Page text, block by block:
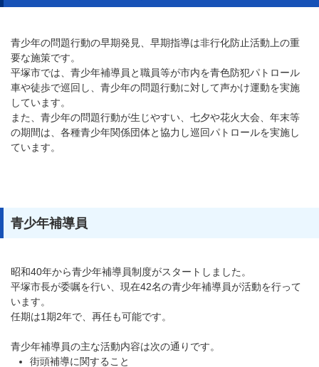
青少年の問題行動の早期発見、早期指導は非行化防止活動上の重
要な施策です。
平塚市では、青少年補導員と職員等が市内を青色防犯パトロール
車や徒歩で巡回し、青少年の問題行動に対して声かけ運動を実施
しています。
また、青少年の問題行動が生じやすい、七夕や花火大会、年末等
の期間は、各種青少年関係団体と協力し巡回パトロールを実施し
ています。
青少年補導員
昭和40年から青少年補導員制度がスタートしました。
平塚市長が委嘱を行い、現在42名の青少年補導員が活動を行って
います。
任期は1期2年で、再任も可能です。
青少年補導員の主な活動内容は次の通りです。
街頭補導に関すること